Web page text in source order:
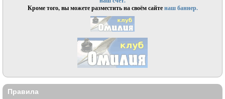
Кроме того, вы можете разместить на своём сайтенаш баннер.
Правила